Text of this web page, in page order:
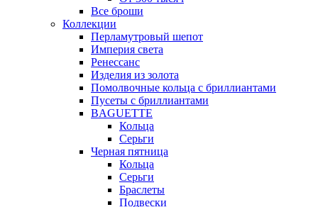
Все броши
Коллекции
Перламутровый шепот
Империя света
Ренессанс
Изделия из золота
Помолвочные кольца с бриллиантами
Пусеты с бриллиантами
BAGUETTE
Кольца
Серьги
Черная пятница
Кольца
Серьги
Браслеты
Подвески